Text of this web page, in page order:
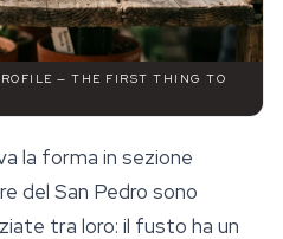
— THE FIRST THING TO
la forma in sezione
del San Pedro sono
tra loro: il fusto ha un